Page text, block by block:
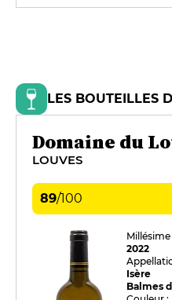
LES BOUTEILLES
Domaine du
LOUVES
89/100
Millésime
2022
Isère